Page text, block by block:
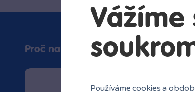
Proč nakupovat v Bambuli?
Vážíme
Používáme cookies a